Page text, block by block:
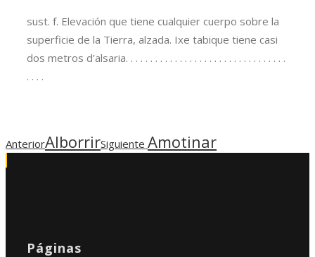
sust. f. Elevación que tiene cualquier cuerpo sobre la
superficie de la Tierra, alzada. Ixe tabique tiene casi
dos metros d’alsaria. . . . . . . . . . . . . . . . . . . . . . . . . . . . . . . . .
. . . .
AnteriorAlborrirSiguiente Amotinar
Páginas